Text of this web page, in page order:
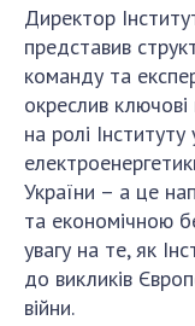
МІЖНАРОДНЕ
Членство в
Міжнародні
Міжнародні
ДОКУМЕНТИ
Нормативні
Державний
Директор
представив
команду та
окреслив
на ролі Інституту
України – а це
та економічною
увагу на те, як
до викликів
війни.